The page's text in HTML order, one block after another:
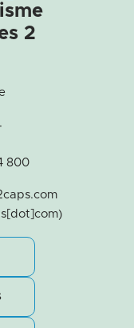
2
800
.com